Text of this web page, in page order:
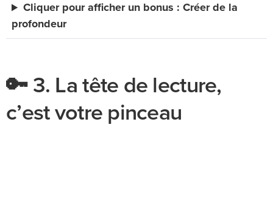
Cliquer pour afficher un bonus : Créer de la
profondeur
🔑 3. La tête de lecture,
c’est votre pinceau